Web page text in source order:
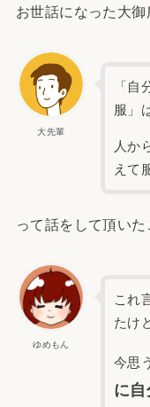
お世話になった大御
大先輩
「自
服」
人か
えて
って話をして頂いた
ゆめもん
これ
たけ
今思
に